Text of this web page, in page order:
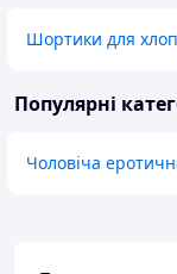
Шортики для
Популярні
Чоловіча